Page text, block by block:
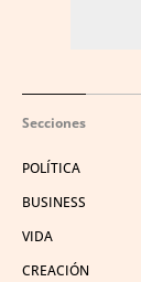
Secciones
POLÍTICA
BUSINESS
VIDA
CREACIÓN